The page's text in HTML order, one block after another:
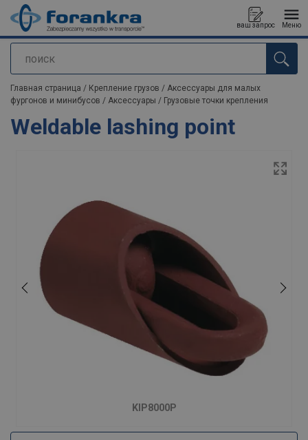
поиск
ваш запрос Меню
Продукт добавлен в ваш запрос
Главная страница / Крепление грузов / Аксессуары для малых
фургонов и минибусов / Аксессуары / Грузовые точки крепления
Weldable lashing point
KIP8000P